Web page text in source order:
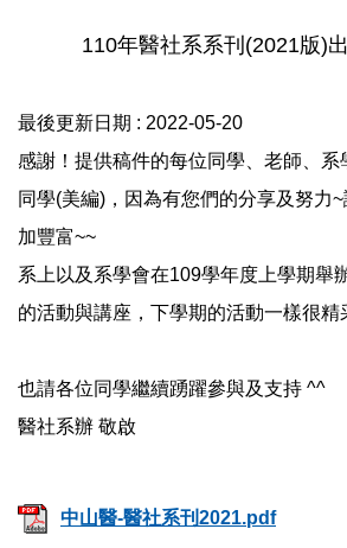
110年醫社系系刊(2021版)
最後更新日期 : 2022-05-20
感謝！提供稿件的每位同學、老師、系
同學(美編)，因為有您們的分享及努力
加豐富~~
系上以及系學會在109學年度上學期舉
的活動與講座，下學期的活動一樣很精
也請各位同學繼續踴躍參與及支持 ^^
醫社系辦 敬啟
中山醫-醫社系刊2021.pdf